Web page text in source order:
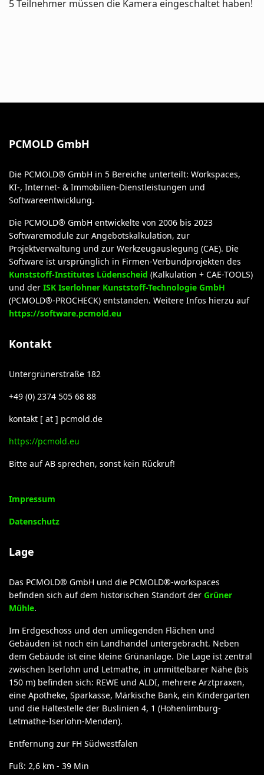
5 Teilnehmer müssen die Kamera eingeschaltet haben!
PCMOLD GmbH
Die PCMOLD® GmbH in 5 Bereiche unterteilt: Workspaces,
KI-, Internet- & Immobilien-Dienstleistungen und
Softwareentwicklung.
Die PCMOLD® GmbH entwickelte von 2006 bis 2023
Softwaremodule zur Angebotskalkulation, zur
Projektverwaltung und zur Werkzeugauslegung (CAE). Die
Software ist ursprünglich in Firmen-Verbundprojekten des
Kunststoff-Institutes Lüdenscheid (Kalkulation + CAE-TOOLS)
und der ISK Iserlohner Kunststoff-Technologie GmbH
(PCMOLD®-PROCHECK) entstanden. Weitere Infos hierzu auf
https://software.pcmold.eu
Kontakt
Untergrünerstraße 182
+49 (0) 2374 505 68 88
kontakt [ at ] pcmold.de
https://pcmold.eu
Bitte auf AB sprechen, sonst kein Rückruf!
Impressum
Datenschutz
Lage
Das PCMOLD® GmbH und die PCMOLD®-workspaces
befinden sich auf dem historischen Standort der Grüner
Mühle.
Im Erdgeschoss und den umliegenden Flächen und
Gebäuden ist noch ein Landhandel untergebracht. Neben
dem Gebäude ist eine kleine Grünanlage. Die Lage ist zentral
zwischen Iserlohn und Letmathe, in unmittelbarer Nähe (bis
150 m) befinden sich: REWE und ALDI, mehrere Arztpraxen,
eine Apotheke, Sparkasse, Märkische Bank, ein Kindergarten
und die Haltestelle der Buslinien 4, 1 (Hohenlimburg-
Letmathe-Iserlohn-Menden).
Entfernung zur FH Südwestfalen
Fuß: 2,6 km - 39 Min